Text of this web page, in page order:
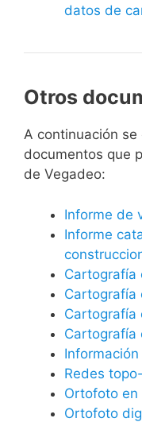
datos de
Otros
A continuación
documentos que
de Vegadeo:
Informe de
Informe
Cartografía
Cartografía
Cartografía
Cartografía
Redes
Ortofoto en
Ortofoto